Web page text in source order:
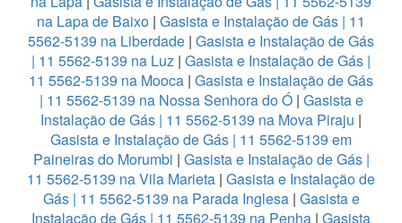
na Lapa de Baixo | Gasista e Instalação de Gás | 11
5562-5139 na Liberdade | Gasista e Instalação de Gás
| 11 5562-5139 na Luz | Gasista e Instalação de Gás |
11 5562-5139 na Mooca | Gasista e Instalação de Gás
| 11 5562-5139 na Nossa Senhora do Ó| Gasista e
Instalação de Gás | 11 5562-5139 na Mova Piraju |
Gasista e Instalação de Gás | 11 5562-5139 em
Paineiras do Morumbi | Gasista e Instalação de Gás |
11 5562-5139 na Vila Marieta | Gasista e Instalação de
Gás | 11 5562-5139 na Parada Inglesa | Gasista e
Instalação de Gás | 11 5562-5139 na Penha | Gasista